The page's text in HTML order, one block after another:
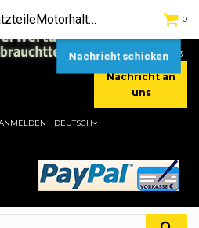
[+49] (0) 2232-5205
[+49] (0) 177 / 4080033
Nachricht an
uns
0
DEUTSCH
Autoverwertung ErsatzteileMotorhalter BMW 5er E39 520i links 22.11-1092973Hier gibt es viele Autoersatzteile, günstigen Preise, gute Qualität
Nachricht schicken